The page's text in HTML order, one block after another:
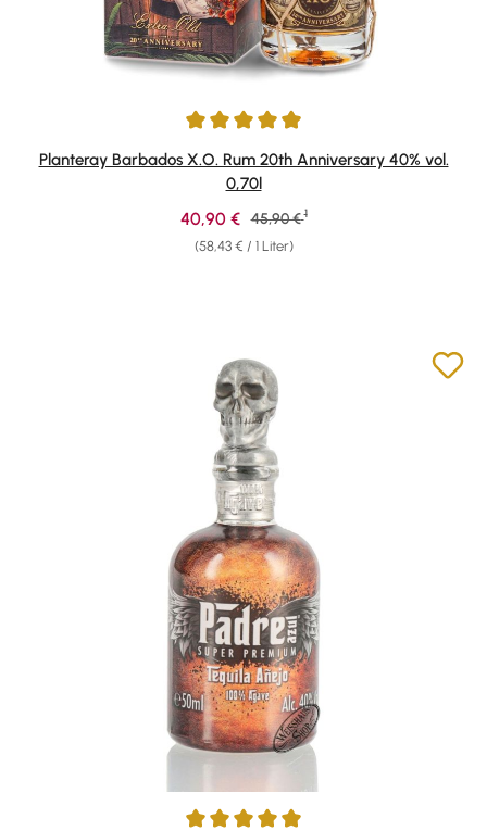
Durchschnittliche Bewertung von 4.91 von 5 Sternen
Planteray Barbados X.O. Rum 20th Anniversary 40% vol.
0,70l
(58,43 € / 1 Liter)
Verkaufspreis:
40,90 € Regulärer Preis:
45,90 € 1